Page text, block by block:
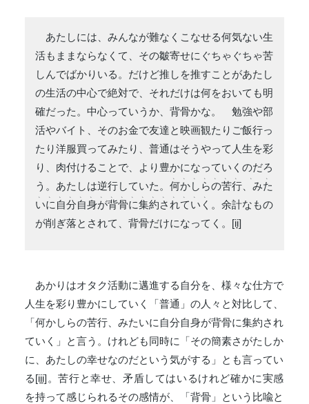
あたしには、みんなが難なくこなせる何気ない生
活もままならなくて、その皺寄せにぐちゃぐちゃ苦
しんでばかりいる。だけど推しを推すことがあたし
の生活の中心で絶対で、それだけは何をおいても明
確だった。中心っていうか、背骨かな。 勉強や部
活やバイト、そのお金で友達と映画観たりご飯行っ
たり洋服買ってみたり、普通はそうやって人生を彩
り、肉付けることで、より豊かになっていくのだろ
う。あたしは逆行していた。何
、
か
、
し
、
ら
、
の
、
苦
、
行
、
、み
、
た
、
い
、
に
、
自
、
分
、
自
、
身
、
が
、
背
、
骨
、
に
、
集
、
約
、
さ
、
れ
、
て
、
い
、
く
、
。余計なもの
が削ぎ落とされて、背骨だけになってく。 [ii]
あかりはオタク活動に邁進する自分を、様々な仕方で
人生を彩り豊かにしていく「普通」の人々と対比して、
「何かしらの苦行、みたいに自分自身が背骨に集約され
ていく」と言う。けれども同時に「その簡素さがたしか
に、あたしの幸せなのだという気がする」とも言ってい
る [iii] 。苦行と幸せ、矛盾してはいるけれど確かに実感
を持って感じられるその感情が、「背骨」という比喩と